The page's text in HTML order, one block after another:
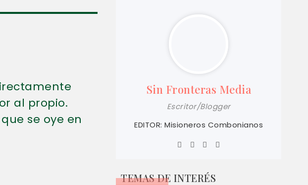
al propio.
se oye en
Sin Fronteras Media
Escritor/Blogger
EDITOR: Misioneros Combonianos
TEMAS DE INTERÉS